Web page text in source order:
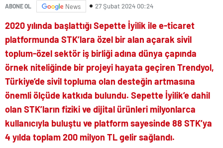
ABONE OL News 27 Şubat 2024 00:24
2020 yılında başlattığı Sepette İyilik ile e-ticaret
platformunda STK’lara özel bir alan açarak sivil
toplum-özel sektör iş birliği adına dünya çapında
örnek niteliğinde bir projeyi hayata geçiren Trendyol,
Türkiye’de sivil topluma olan desteğin artmasına
önemli ölçüde katkıda bulundu. Sepette İyilik’e dahil
olan STK’ların fiziki ve dijital ürünleri milyonlarca
kullanıcıyla buluştu ve platform sayesinde 88 STK’ya
4 yılda toplam 200 milyon TL gelir sağlandı.